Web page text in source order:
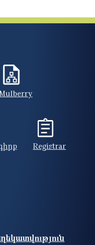
Registrar